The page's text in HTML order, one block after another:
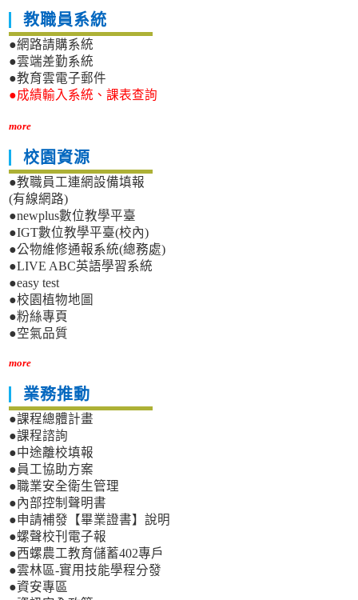
教職員系統
●網路請購系統
●雲端差勤系統
●教育雲電子郵件
●成績輸入系統、課表查詢
more
校園資源
●教職員工連網設備填報
(有線網路)
●newplus數位教學平臺
●IGT數位教學平臺(校內)
●公物維修通報系統(總務處)
●LIVE ABC英語學習系統
●easy test
●校園植物地圖
●粉絲專頁
●空氣品質
more
業務推動
●課程總體計畫
●課程諮詢
●中途離校填報
●員工協助方案
●職業安全衛生管理
●內部控制聲明書
●申請補發【畢業證書】說明
●螺聲校刊電子報
●西螺農工教育儲蓄402專戶
●雲林區-實用技能學程分發
●資安專區